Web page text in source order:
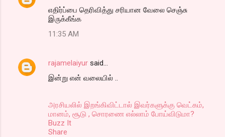
எதிர்ப்பை தெரிவித்து சரியான வேலை செஞ்சு
இருக்கீங்க
11:35 AM
rajamelaiyur said…
இன்று என் வலையில் ..
அரசியலில் இறங்கிவிட்டால் இவர்களுக்கு வெட்கம்,
மானம், சூடு , சொரணை எல்லாம் போய்விடுமா?
Buzz It
Share